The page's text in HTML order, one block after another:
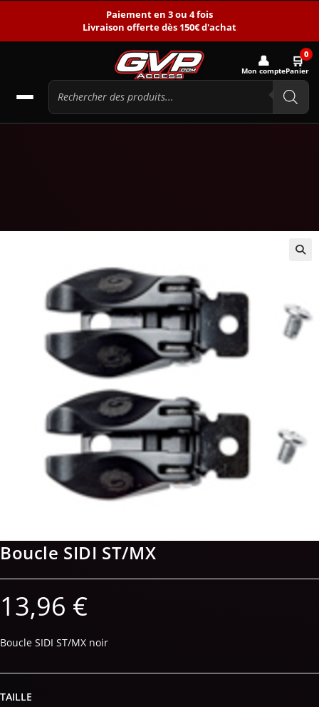
Paiement en 3 ou 4 fois
Livraison offerte dès 150€ d'achat
👤
Mon compte
🛒0
Panier
Boucle SIDI ST/MX
13,96 €
Boucle SIDI ST/MX noir
TAILLE